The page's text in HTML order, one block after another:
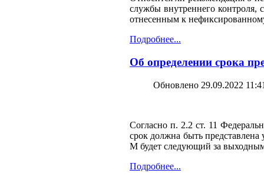
службы внутреннего
отнесенным к
Подробнее...
Об определении срока
Обновлено 29.09.2022
Согласно п. 2.2 ст. 11
срок должна быть
М будет следующий за
Подробнее...